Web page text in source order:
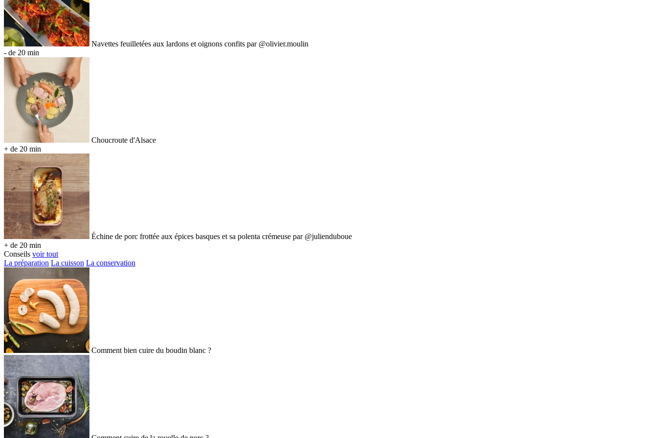
Navettes feuilletées aux lardons et oignons confits par @olivier.moulin
- de 20 min
Choucroute d'Alsace
+ de 20 min
Échine de porc frottée aux épices basques et sa polenta crémeuse par @julienduboue
+ de 20 min
Conseils voir tout
La préparation La cuisson La conservation
Comment bien cuire du boudin blanc ?